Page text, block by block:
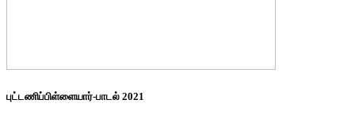
புட்டணிப்பிள்ளையார்-பாடல் 2021